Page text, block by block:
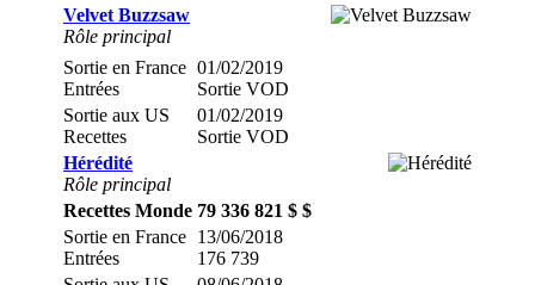
Velvet Buzzsaw
Rôle principal
Sortie en France
Entrées
01/02/2019
Sortie VOD
Sortie aux US
Recettes
01/02/2019
Sortie VOD
Hérédité
Rôle principal
Recettes Monde 79 336 821 $ $
Sortie en France
Entrées
13/06/2018
176 739